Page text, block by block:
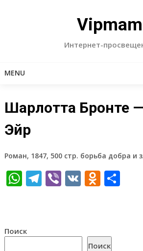
Vipmam
Интернет-
MENU
Шарлотта Бронте
Эйр
Роман, 1847, 500 стр. борьба добра и
WhatsApp
Telegram
Viber
VK
Поиск
Поиск